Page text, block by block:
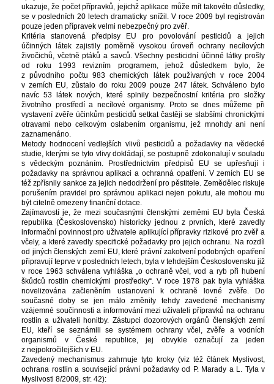
ukazuje, že počet přípravků, jejichž aplikace může mít takovéto důsledky,
e v posledních 20 letech dramaticky snížil. V roce 2009 byl registrován
pouze jeden přípravek velmi nebezpečný pro zvěř.
Kritéria stanovená předpisy EU pro povolování pesticidů a jejich
účinných látek zajistily poměrně vysokou úroveň ochrany necílových
živočichů, včetně ptáků a savců. Všechny pesticidní účinné látky prošly
od roku 1993 revizním programem, jehož důsledkem bylo, že
z původního počtu 983 chemických látek používaných v roce 2004
v zemích EU, zůstalo do roku 2009 pouze 247 látek. Schváleno bylo
navíc 53 látek nových, které splnily bezpečnostní kritéria pro složky
životního prostředí a necílové organismy. Proto se dnes můžeme při
vystavení zvěře účinkům pesticidů setkat častěji se slabšími chronickými
otravami nebo celkovým oslabením organismu, jež mnohdy ani není
zaznamenáno.
Metody hodnocení vedlejších vlivů pesticidů a požadavky na vědecké
tudie, kterými se tyto vlivy dokládají, se postupně zdokonalují v souladu
vědeckým poznáním. Prostřednictvím předpisů EU se upřesňují i
požadavky na správnou aplikaci a ochranná opatření. V zemích EU se
též zpřísnily sankce za jejich nedodržení pro pěstitele. Zemědělec riskuje
porušením pravidel pro správnou aplikaci nejen pokutu, ale mohou mu
být citelně omezeny finanční dotace.
Zajímavostí je, že mezi současnými členskými zeměmi EU byla Česká
republika (Československo) historicky jednou z prvních, které zavedly
informační povinnost pro uživatele aplikující přípravky rizikové pro zvěř a
včely, a které zavedly specifické požadavky pro jejich ochranu. Na rozdíl
od jiných členských zemí EU, které právní zakotvení podobných opatření
připravují teprve v posledních letech, byla v tehdejším Československu již
v roce 1963 schválena vyhláška „o ochraně včel, vod a ryb při hubení
škůdců rostlin chemickými prostředky“. V roce 1978 pak byla vyhláška
novelizována začleněním ustanovení k ochraně lovné zvěře. Do
oučasné doby se jen málo změnily tehdy zavedené mechanismy
vzájemné součinnosti a informování mezi uživateli přípravků na ochranu
rostlin a uživateli honitby. Zástupci dozorových orgánů členských zemí
EU, kteří se seznámili se systémem ochrany včel, zvěře a vodních
organismů v České republice, jej obvykle označují za jeden
z nejpokročilejších v EU.
Zavedený mechanismus zahrnuje tyto kroky (viz též článek Myslivost,
ochrana rostlin a související právní požadavky od P. Marady a L. Tyla v
Myslivosti 8/2009, str. 42):